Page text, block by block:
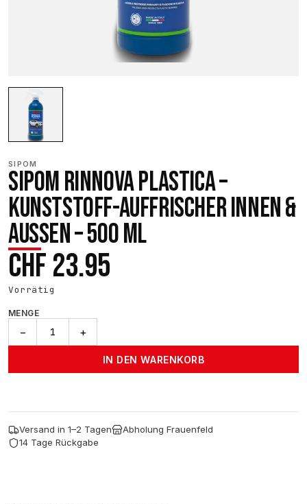
SIPOM
SIPOM RINNOVA PLASTICA –
KUNSTSTOFF-AUFFRISCHER INNEN &
AUSSEN – 500 ML
CHF23.95
Vorrätig
MENGE
−
Innen
&
Aussen
+
IN DEN WARENKORB
Versand in 1–2 Tagen
Abholung Frauenfeld
14 Tage Rückgabe